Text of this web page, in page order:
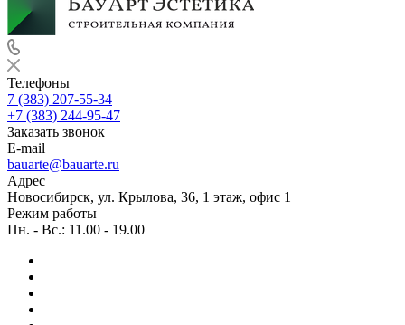
Телефоны
7 (383) 207-55-34
+7 (383) 244-95-47
Заказать звонок
E-mail
bauarte@bauarte.ru
Адрес
Новосибирск, ул. Крылова, 36, 1 этаж, офис 1
Режим работы
Пн. - Вс.: 11.00 - 19.00